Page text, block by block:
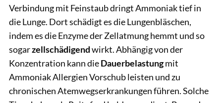
Verbindung mit Feinstaub dringt Ammoniak tief in
die Lunge. Dort schädigt es die Lungenbläschen,
indem es die Enzyme der Zellatmung hemmt und so
sogarzellschädigendwirkt. Abhängig von der
Konzentration kann dieDauerbelastungmit
Ammoniak Allergien Vorschub leisten und zu
chronischen Atemwegserkrankungen führen. Solche